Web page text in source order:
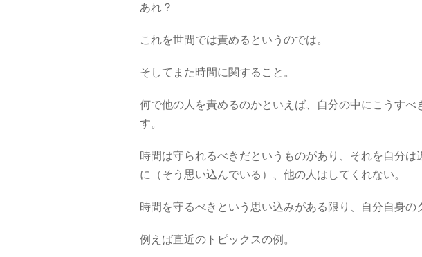
あれ？
これを世間では責めるというのでは。
そしてまた時間に関すること。
何で他の人を責めるのかといえば、自分の中にこうすべ
す。
時間は守られるべきだというものがあり、それを自分
に（そう思い込んでいる）、他の人はしてくれない。
時間を守るべきという思い込みがある限り、自分自身の
例えば直近のトピックスの例。